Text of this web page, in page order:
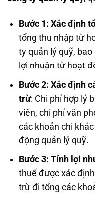
Bước 1: Xác định
tổng thu nhập từ
ty quản lý quỹ, bao
lợi nhuận từ hoạt
Bước 2: Xác định
trừ: Chi phí hợp lý
viên, chi phí văn
các khoản chi
động quản lý quỹ.
Bước 3: Tính lợi
thuế được xác
trừ đi tổng các